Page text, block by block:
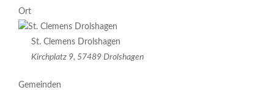
Ort
St. Clemens Drolshagen
Kirchplatz 9, 57489 Drolshagen
Gemeinden